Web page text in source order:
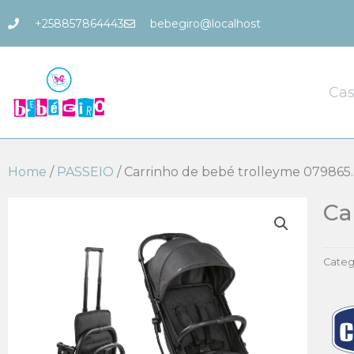
to
content
+258857864443 bebegiro@localhost
Home / PASSEIO / Carrinho de bebé trolleyme